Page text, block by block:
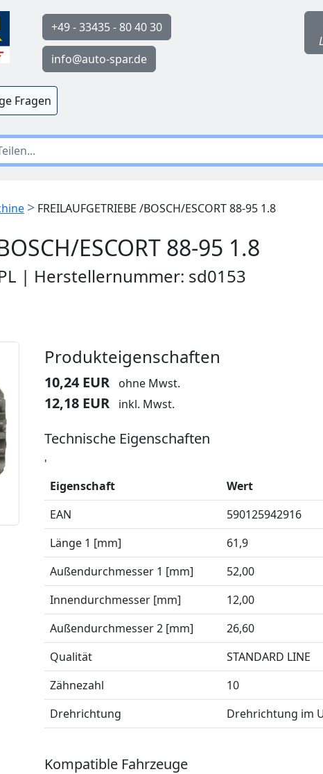
+49 - 33435 - 80 40 30
info@auto-spar.de
Fragen
> FREILAUFGETRIEBE /BOSCH/ESCORT 88-95 1.8
ESCORT 88-95 1.8
| Herstellernummer: sd0153
Produkteigenschaften
10,24 EUR ohne Mwst.
12,18 EUR inkl. Mwst.
Technische Eigenschaften
'
Eigenschaft
Wert
EAN
590125942916
Länge 1 [mm]
61,9
Außendurchmesser 1 [mm]
52,00
Innendurchmesser [mm]
12,00
Außendurchmesser 2 [mm]
26,60
Qualität
STANDARD LINE
Zähnezahl
10
Drehrichtung
Drehrichtung im
Kompatible Fahrzeuge